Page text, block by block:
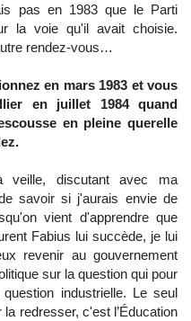
pas en 1983 que le Parti
la voie qu'il avait choisie.
rendez-vous…
en mars 1983 et vous
en juillet 1984 quand
en pleine querelle
veille, discutant avec ma
savoir si j'aurais envie de
vient d'apprendre que
Fabius lui succède, je lui
revenir au gouvernement
sur la question qui pour
industrielle. Le seul
redresser, c'est l’Éducation